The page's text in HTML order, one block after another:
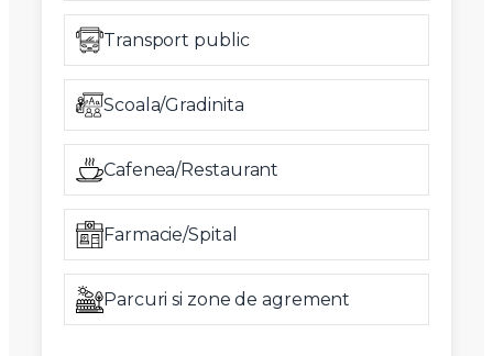
Transport public
Scoala/Gradinita
Cafenea/Restaurant
Farmacie/Spital
Parcuri si zone de agrement